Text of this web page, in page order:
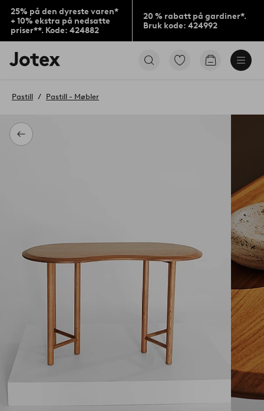
25% på den dyreste varen*
+ 10% ekstra på nedsatte
priser**. Kode: 424882
20 % rabatt på gardiner*.
Bruk kode: 424992
Jotex’
logo
til
Gå
Gå
Tilbake
Pastill Pastill - Møbler